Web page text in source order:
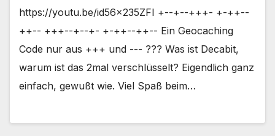
https://youtu.be/id56x235ZFI +--+--+++- +-++--
++-- +++--+--+- +-++--++-- Ein Geocaching
Code nur aus +++ und --- ??? Was ist Decabit,
warum ist das 2mal verschlüsselt? Eigendlich ganz
einfach, gewußt wie. Viel Spaß beim…